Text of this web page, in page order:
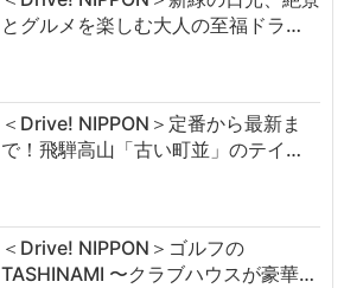
とグルメを楽しむ大人の至福ドラ…
＜Drive! NIPPON＞定番から最新ま
で！飛騨高山「古い町並」のテイ…
＜Drive! NIPPON＞ゴルフの
TASHINAMI 〜クラブハウスが豪華…